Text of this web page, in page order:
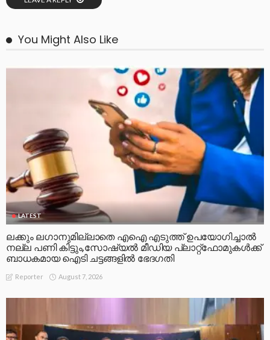
You Might Also Like
LATEST
ലക്കും ലഗാനുമില്ലാതെ എഐ എടുത്ത് ഉപയോഗിച്ചാല്‍
നല്ല പണി കിട്ടും,സോഷ്യല്‍ മീഡിയ പ്ലാറ്റ്‌ഫോമുകള്‍ക്ക്
ബാധകമായ ഐടി ചട്ടങ്ങളില്‍ ഭേദഗതി
Reporter August 7, 2026